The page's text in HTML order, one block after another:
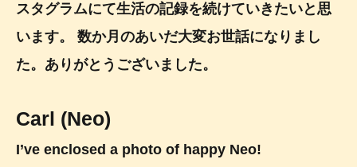
スタグラムにて生活の記録を続けていきたいと思
います。 数か月のあいだ大変お世話になりまし
た。ありがとうございました。
Carl (Neo)
I’ve enclosed a photo of happy Neo!